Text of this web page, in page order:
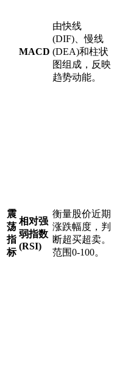
MACD
由快线
(DIF)、慢线
(DEA)和柱状
图组成，反映
趋势动能。
震
荡
指
标
相对强
弱指数
(RSI)
衡量股价近期
涨跌幅度，判
断超买超卖。
范围0-100。